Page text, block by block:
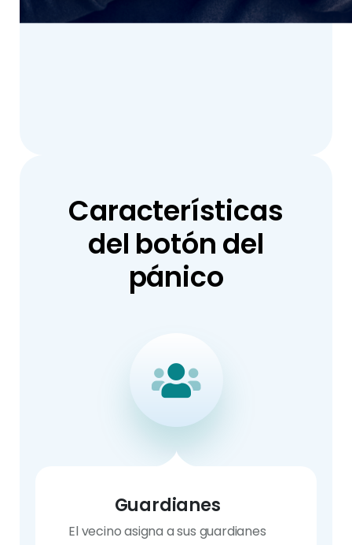
Características
del botón del
pánico
Guardianes
El vecino asigna a sus guardianes